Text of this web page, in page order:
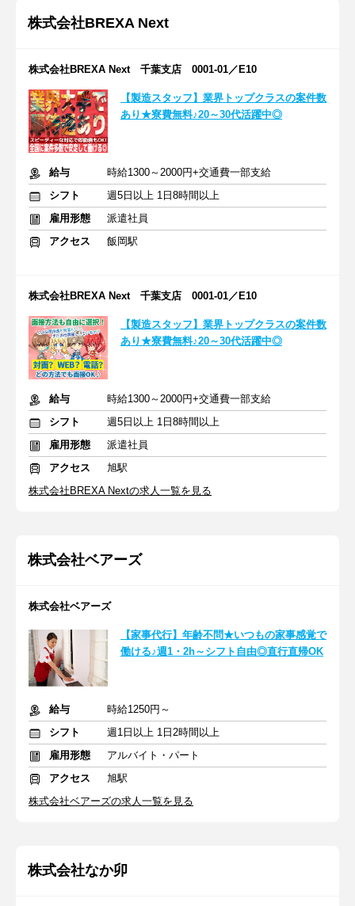
株式会社BREXA Next
株式会社BREXA Next 千葉支店 0001-01／E10
【製造スタッフ】業界トップクラスの案件数
あり★寮費無料♪20～30代活躍中◎
給与
時給1300～2000円+交通費一部支給
シフト
週5日以上 1日8時間以上
雇用形態
派遣社員
アクセス
飯岡駅
株式会社BREXA Next 千葉支店 0001-01／E10
【製造スタッフ】業界トップクラスの案件数
あり★寮費無料♪20～30代活躍中◎
給与
時給1300～2000円+交通費一部支給
シフト
週5日以上 1日8時間以上
雇用形態
派遣社員
アクセス
旭駅
株式会社BREXA Nextの求人一覧を見る
株式会社ベアーズ
株式会社ベアーズ
【家事代行】年齢不問★いつもの家事感覚で
働ける♪週1・2h～シフト自由◎直行直帰OK
給与
時給1250円～
シフト
週1日以上 1日2時間以上
雇用形態
アルバイト・パート
アクセス
旭駅
株式会社ベアーズの求人一覧を見る
株式会社なか卯